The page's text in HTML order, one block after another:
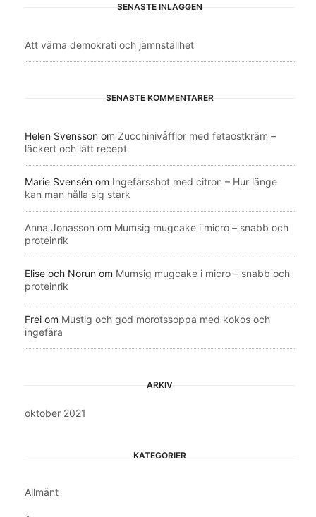
SENASTE INLÄGGEN
Att värna demokrati och jämnställhet
SENASTE KOMMENTARER
Helen Svensson om Zucchinivåfflor med fetaostkräm –
läckert och lätt recept
Marie Svensén om Ingefärsshot med citron – Hur länge
kan man hålla sig stark
Anna Jonasson om Mumsig mugcake i micro – snabb och
proteinrik
Elise och Norun om Mumsig mugcake i micro – snabb och
proteinrik
Frei om Mustig och god morotssoppa med kokos och
ingefära
ARKIV
oktober 2021
KATEGORIER
Allmänt